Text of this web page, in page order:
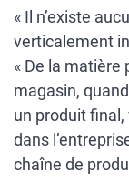
« Il n’existe
verticalement
« De la matière
magasin,
un produit
dans
chaîne de